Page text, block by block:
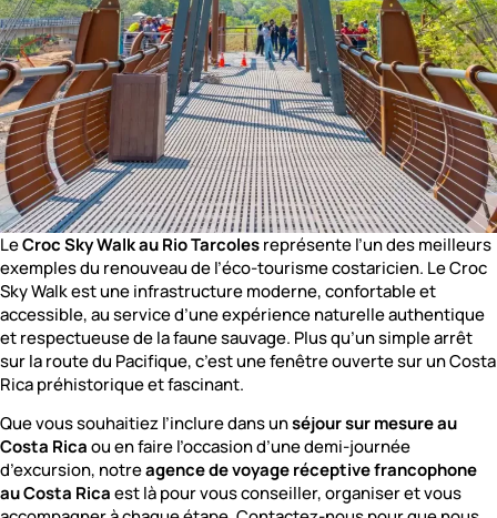
LeCroc Sky Walk au Rio Tarcolesreprésente l’un des meilleurs
exemples du renouveau de l’éco-tourisme costaricien. Le Croc
Sky Walk est une infrastructure moderne, confortable et
accessible, au service d’une expérience naturelle authentique
et respectueuse de la faune sauvage. Plus qu’un simple arrêt
sur la route du Pacifique, c’est une fenêtre ouverte sur un Costa
Rica préhistorique et fascinant.
Que vous souhaitiez l’inclure dans unséjour sur mesure au
Costa Ricaou en faire l’occasion d’une demi-journée
d’excursion, notreagence de voyage réceptive francophone
au Costa Ricaest là pour vous conseiller, organiser et vous